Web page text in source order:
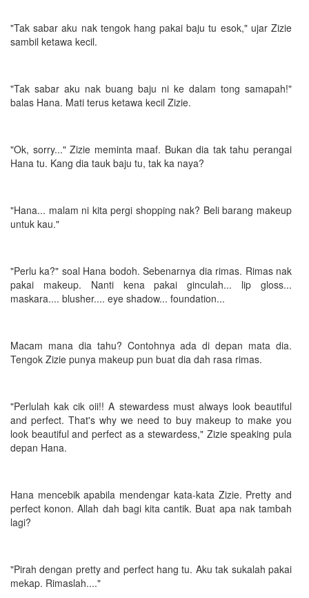
"Tak sabar aku nak tengok hang pakai baju tu esok," ujar Zizie
sambil ketawa kecil.
"Tak sabar aku nak buang baju ni ke dalam tong samapah!"
balas Hana. Mati terus ketawa kecil Zizie.
"Ok, sorry..." Zizie meminta maaf. Bukan dia tak tahu perangai
Hana tu. Kang dia tauk baju tu, tak ka naya?
"Hana... malam ni kita pergi shopping nak? Beli barang makeup
untuk kau."
"Perlu ka?" soal Hana bodoh. Sebenarnya dia rimas. Rimas nak
pakai makeup. Nanti kena pakai ginculah... lip gloss...
maskara.... blusher.... eye shadow... foundation...
Macam mana dia tahu? Contohnya ada di depan mata dia.
Tengok Zizie punya makeup pun buat dia dah rasa rimas.
"Perlulah kak cik oii!! A stewardess must always look beautiful
and perfect. That's why we need to buy makeup to make you
look beautiful and perfect as a stewardess," Zizie speaking pula
depan Hana.
Hana mencebik apabila mendengar kata-kata Zizie. Pretty and
perfect konon. Allah dah bagi kita cantik. Buat apa nak tambah
lagi?
"Pirah dengan pretty and perfect hang tu. Aku tak sukalah pakai
mekap. Rimaslah...."